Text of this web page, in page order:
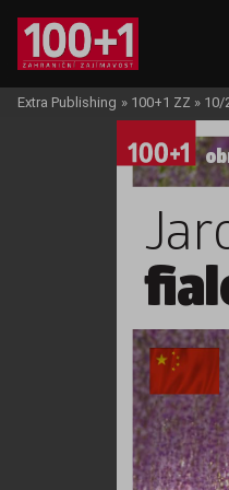
Jar
Extra Publishing » 100+1 ZZ » 10/